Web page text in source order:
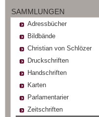
SAMMLUNGEN
Adressbücher
Bildbände
Christian von Schlözer
Druckschriften
Handschriften
Karten
Parlamentarier
Zeitschriften